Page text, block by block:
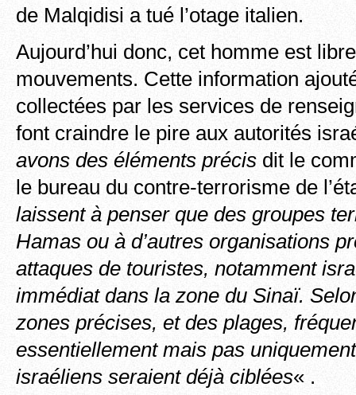
de Malqidisi a tué l’otage italien.
Aujourd’hui donc, cet homme est
mouvements. Cette information
collectées par les services de
font craindre le pire aux autorités
avons des éléments précis dit le
le bureau du contre-terrorisme de
laissent à penser que des groupes
Hamas ou à d’autres organisations
attaques de touristes, notamment
immédiat dans la zone du Sinaï.
zones précises, et des plages,
essentiellement mais pas
israéliens seraient déjà ciblées« .